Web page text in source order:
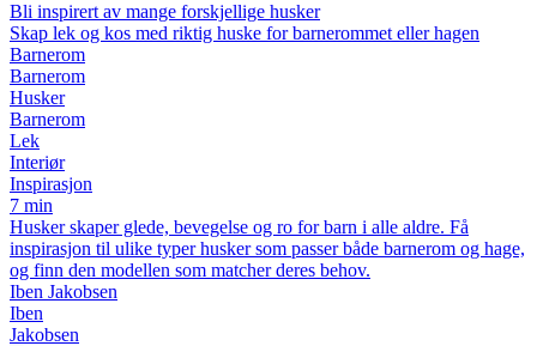
Bli inspirert av mange forskjellige husker
Skap lek og kos med riktig huske for barnerommet eller hagen
Barnerom
Barnerom
Husker
Barnerom
Lek
Interiør
Inspirasjon
7 min
Husker skaper glede, bevegelse og ro for barn i alle aldre. Få
inspirasjon til ulike typer husker som passer både barnerom og hage,
og finn den modellen som matcher deres behov.
Iben Jakobsen
Iben
Jakobsen